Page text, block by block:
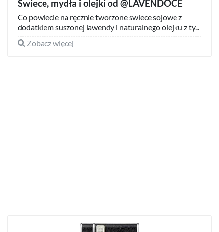
Świece, mydła i olejki od @LAVENDOCE
Co powiecie na ręcznie tworzone świece sojowe z
dodatkiem suszonej lawendy i naturalnego olejku z ty...
Zobacz więcej